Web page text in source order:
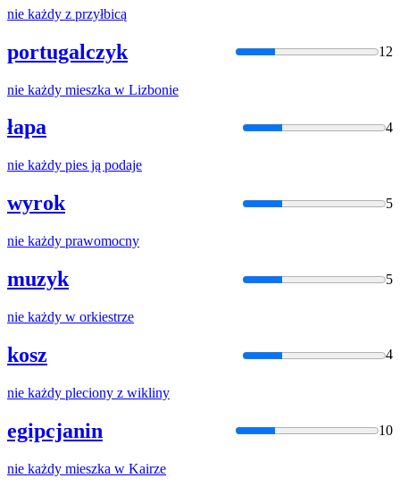
nie każdy z przyłbicą
portugalczyk 12
nie każdy mieszka w Lizbonie
łapa 4
nie każdy pies ją podaje
wyrok 5
nie każdy prawomocny
muzyk 5
nie każdy w orkiestrze
kosz 4
nie każdy pleciony z wikliny
egipcjanin 10
nie każdy mieszka w Kairze